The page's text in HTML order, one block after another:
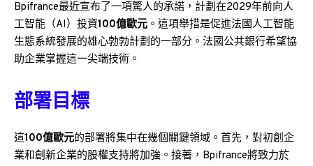
Bpifrance最近宣布了一項驚人的承諾，計劃在2029年前向人
工智能（AI）投資100億歐元 。這項舉措是促進法國人工智能
生態系統發展的雄心勃勃計劃的一部分。法國公共銀行希望協
助企業掌握這一尖端技術。
部署目標
這100億歐元的部署將集中在幾個關鍵領域。首先，對初創企
業和創新企業的股權支持將加強。接著，Bpifrance將致力於